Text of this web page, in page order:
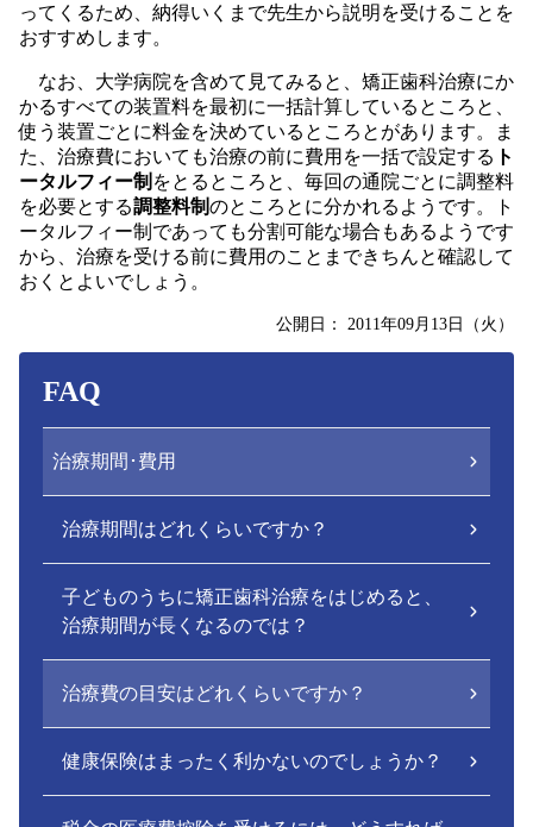
ってくるため、納得いくまで先生から説明を受けることを
おすすめします。
なお、大学病院を含めて見てみると、矯正歯科治療にか
かるすべての装置料を最初に一括計算しているところと、
使う装置ごとに料金を決めているところとがあります。ま
た、治療費においても治療の前に費用を一括で設定する ト
ータルフィー制 をとるところと、毎回の通院ごとに調整料
を必要とする調整料制のところとに分かれるようです。ト
ータルフィー制であっても分割可能な場合もあるようです
から、治療を受ける前に費用のことまできちんと確認して
おくとよいでしょう。
公開日： 2011年09月13日（火）
FAQ
治療期間･費用
治療期間はどれくらいですか？
子どものうちに矯正歯科治療をはじめると、
治療期間が長くなるのでは？
治療費の目安はどれくらいですか？
健康保険はまったく利かないのでしょうか？